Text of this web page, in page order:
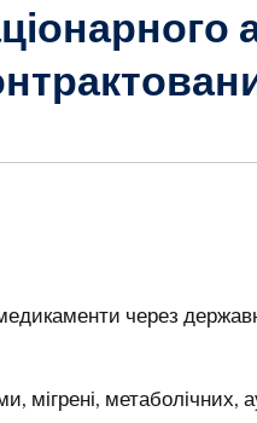
через
мігрені, метаболічних,